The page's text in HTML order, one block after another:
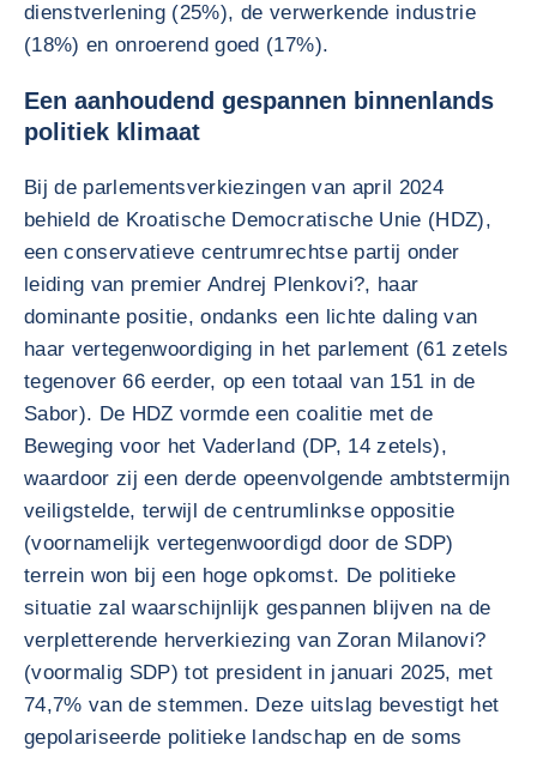
dienstverlening (25%), de verwerkende industrie
(18%) en onroerend goed (17%).
Een aanhoudend gespannen binnenlands
politiek klimaat
Bij de parlementsverkiezingen van april 2024
behield de Kroatische Democratische Unie (HDZ),
een conservatieve centrumrechtse partij onder
leiding van premier Andrej Plenkovi?, haar
dominante positie, ondanks een lichte daling van
haar vertegenwoordiging in het parlement (61 zetels
tegenover 66 eerder, op een totaal van 151 in de
Sabor). De HDZ vormde een coalitie met de
Beweging voor het Vaderland (DP, 14 zetels),
waardoor zij een derde opeenvolgende ambtstermijn
veiligstelde, terwijl de centrumlinkse oppositie
(voornamelijk vertegenwoordigd door de SDP)
terrein won bij een hoge opkomst. De politieke
situatie zal waarschijnlijk gespannen blijven na de
verpletterende herverkiezing van Zoran Milanovi?
(voormalig SDP) tot president in januari 2025, met
74,7% van de stemmen. Deze uitslag bevestigt het
gepolariseerde politieke landschap en de soms